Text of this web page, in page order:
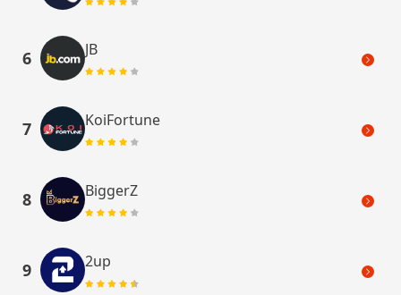
6 JB
7 KoiFortune
8 BiggerZ
9 2up